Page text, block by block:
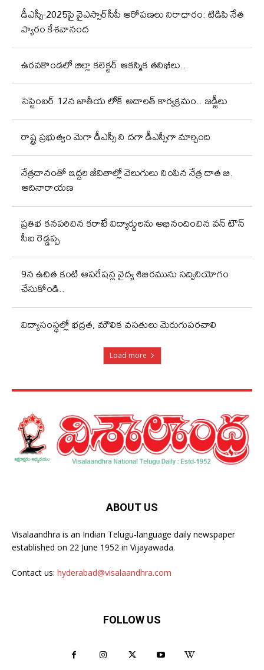
డీఎస్సీ-2025పై వైఎస్సార్‌సీపీ ఆరోపణలు నిరాధారం: టిడిపి నేత
ప్యారం కేశవానంద
ఉరవకొండలో జిల్లా కలెక్టర్ ఆకస్మిక తనిఖీలు..
సెప్టెంబర్ 12న జాతీయ లోక్ అదాలత్ కార్యక్రమం.. జడ్జీలు
రాష్ట్ర ప్రభుత్వం మెగా డీఎస్సీ ని దగా డీఎస్సీగా మార్చింది
నేత్రదానంతో ఇద్దరి జీవితాల్లో వెలుగులు నింపిన నేత్ర దాత బి.
ఆదినారాయణ
ప్రతిభ కనపరిచిన కరాటే విద్యార్థులను అభినందించిన వన్ టౌన్
సీఐ రెడ్డప్ప
9న ఉచిత కంటి ఆపరేషన్ల వైద్య శిబిరమును సద్వినియోగం
చేసుకోండి..
విద్యాసంస్థల్లో భద్రత, మౌలిక వసతులు మెరుగుపరచాలి
Load more
ABOUT US
Visalaandhra is an Indian Telugu-language daily newspaper
established on 22 June 1952 in Vijayawada.
Contact us: hyderabad@visalaandhra.com
FOLLOW US